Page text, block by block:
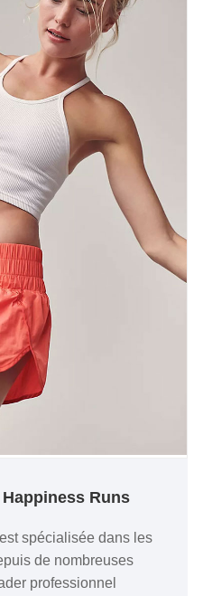
Runs
spécialisée dans les
de nombreuses
professionnel